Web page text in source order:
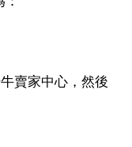
賣家中心，然後